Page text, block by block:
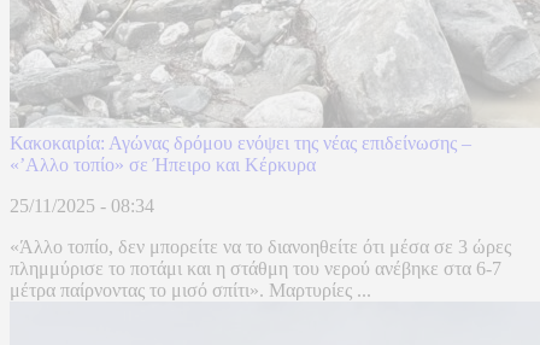
Κακοκαιρία: Αγώνας δρόμου ενόψει της νέας επιδείνωσης –
«’Αλλο τοπίο» σε Ήπειρο και Κέρκυρα
25/11/2025 - 08:34
«Άλλο τοπίο, δεν μπορείτε να το διανοηθείτε ότι μέσα σε 3 ώρες
πλημμύρισε το ποτάμι και η στάθμη του νερού ανέβηκε στα 6-7
μέτρα παίρνοντας το μισό σπίτι». Μαρτυρίες ...